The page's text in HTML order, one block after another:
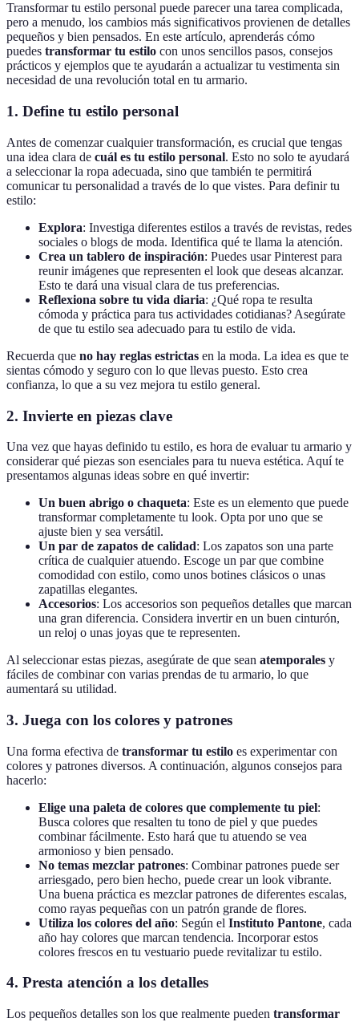
Transformar tu estilo personal puede parecer una tarea complicada,
pero a menudo, los cambios más significativos provienen de detalles
pequeños y bien pensados. En este artículo, aprenderás cómo
puedes transformar tu estilo con unos sencillos pasos, consejos
prácticos y ejemplos que te ayudarán a actualizar tu vestimenta sin
necesidad de una revolución total en tu armario.
1. Define tu estilo personal
Antes de comenzar cualquier transformación, es crucial que tengas
una idea clara de cuál es tu estilo personal. Esto no solo te ayudará
a seleccionar la ropa adecuada, sino que también te permitirá
comunicar tu personalidad a través de lo que vistes. Para definir tu
estilo:
Explora: Investiga diferentes estilos a través de revistas, redes
sociales o blogs de moda. Identifica qué te llama la atención.
Crea un tablero de inspiración: Puedes usar Pinterest para
reunir imágenes que representen el look que deseas alcanzar.
Esto te dará una visual clara de tus preferencias.
Reflexiona sobre tu vida diaria: ¿Qué ropa te resulta
cómoda y práctica para tus actividades cotidianas? Asegúrate
de que tu estilo sea adecuado para tu estilo de vida.
Recuerda que no hay reglas estrictas en la moda. La idea es que te
sientas cómodo y seguro con lo que llevas puesto. Esto crea
confianza, lo que a su vez mejora tu estilo general.
2. Invierte en piezas clave
Una vez que hayas definido tu estilo, es hora de evaluar tu armario y
considerar qué piezas son esenciales para tu nueva estética. Aquí te
presentamos algunas ideas sobre en qué invertir:
Un buen abrigo o chaqueta: Este es un elemento que puede
transformar completamente tu look. Opta por uno que se
ajuste bien y sea versátil.
Un par de zapatos de calidad: Los zapatos son una parte
crítica de cualquier atuendo. Escoge un par que combine
comodidad con estilo, como unos botines clásicos o unas
zapatillas elegantes.
Accesorios: Los accesorios son pequeños detalles que marcan
una gran diferencia. Considera invertir en un buen cinturón,
un reloj o unas joyas que te representen.
Al seleccionar estas piezas, asegúrate de que sean atemporales y
fáciles de combinar con varias prendas de tu armario, lo que
aumentará su utilidad.
3. Juega con los colores y patrones
Una forma efectiva de transformar tu estilo es experimentar con
colores y patrones diversos. A continuación, algunos consejos para
hacerlo:
Elige una paleta de colores que complemente tu piel:
Busca colores que resalten tu tono de piel y que puedes
combinar fácilmente. Esto hará que tu atuendo se vea
armonioso y bien pensado.
No temas mezclar patrones: Combinar patrones puede ser
arriesgado, pero bien hecho, puede crear un look vibrante.
Una buena práctica es mezclar patrones de diferentes escalas,
como rayas pequeñas con un patrón grande de flores.
Utiliza los colores del año: Según el Instituto Pantone, cada
año hay colores que marcan tendencia. Incorporar estos
colores frescos en tu vestuario puede revitalizar tu estilo.
4. Presta atención a los detalles
Los pequeños detalles son los que realmente pueden transformar